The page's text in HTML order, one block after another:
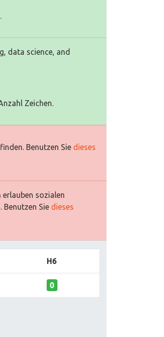
data science, and
Zeichen.
Benutzen Sie dieses
erlauben sozialen
Benutzen Sie dieses
H6
0